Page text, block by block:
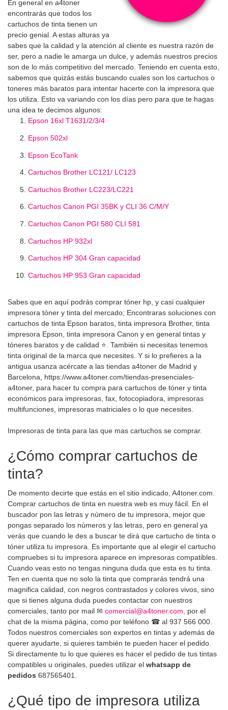
En general en a4toner
encontrarás que todos los
cartuchos de tinta tienen un
precio genial. A estas alturas ya
sabes que la calidad y la atención al cliente es nuestra razón de
ser, pero a nadie le amarga un dulce, y además nuestros precios
son de lo más competitivo del mercado. Teniendo en cuenta esto,
sabemos que quizás estás buscando cuales son los cartuchos o
toneres más baratos para intentar hacerte con la impresora que
los utiliza. Esto va variando con los días pero para que te hagas
una idea te decimos algunos:
Epson 16xl T1631/2/3/4
Epson 502xl
Epson EcoTank
Cartuchos Brother LC121/ LC123
Cartuchos Brother LC223/LC221
Cartuchos Canon PGI 35BK y CLI 36 C/M/Y
Cartuchos Canon PGI 580 CLI 581
Cartuchos HP 932xl
Cartuchos HP 304 Gran capacidad
Cartuchos HP 953 Gran capacidad
Sabes que en aquí podrás comprar tóner hp, y casi cualquier
impresora tóner y tinta del mercado; Encontraras soluciones con
cartuchos de tinta Epson baratos, tinta impresora Brother, tinta
impresora Epson, tinta impresora Canon y en general tintas y
tóneres baratos y de calidad ⭐. También si necesitas tenemos
tinta original de la marca que necesites. Y si lo prefieres a la
antigua usanza acércate a las tiendas a4toner de Madrid y
Barcelona, https://www.a4toner.com/tiendas-presenciales-
a4toner, para hacer tu compra para cartuchos de tóner y tinta
económicos para impresoras, fax, fotocopiadora, impresoras
multifunciones, impresoras matriciales o lo que necesites.
Impresoras de tinta para las que mas cartuchos se comprar.
¿Cómo comprar cartuchos de
tinta?
De momento decirte que estás en el sitio indicado, A4toner.com.
Comprar cartuchos de tinta en nuestra web es muy fácil. En el
buscador pon las letras y número de tu impresora, mejor que
pongas separado los números y las letras, pero en general ya
verás que cuando le des a buscar te dirá que cartucho de tinta o
tóner utiliza tu impresora. Es importante que al elegir el cartucho
compruebes si tu impresora aparece en impresoras compatibles.
Cuando veas esto no tengas ninguna duda que esta es tu tinta.
Ten en cuenta que no solo la tinta que comprarás tendrá una
magnifica calidad, con negros contrastados y colores vivos, sino
que si tienes alguna duda puedes contactar con nuestros
comerciales, tanto por mail ✉ comercial@a4toner.com,
por el
chat de la misma página, como por teléfono ☎ al 937 566 000.
Todos nuestros comerciales son expertos en tintas y además de
querer ayudarte, si quieres también te pueden hacer el pedido.
Si directamente tu lo que quieres es hacer el pedido de tus tintas
compatibles u originales, puedes utilizar el whatsapp de
pedidos 687565401.
¿Qué tipo de impresora utiliza